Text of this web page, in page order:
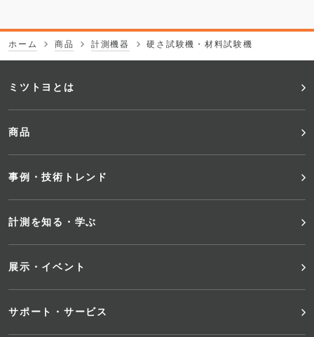
ホーム 商品 計測機器 硬さ試験機・材料試験機
フ
ッ
タ
ー
メ
ュ
ー
ミツトヨとは
商品
事例・技術トレンド
計測を知る・学ぶ
展示・イベント
サポート・サービス